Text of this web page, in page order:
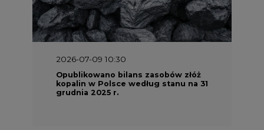
2026-07-09 10:30
Opublikowano bilans zasobów złóż
kopalin w Polsce według stanu na 31
grudnia 2025 r.